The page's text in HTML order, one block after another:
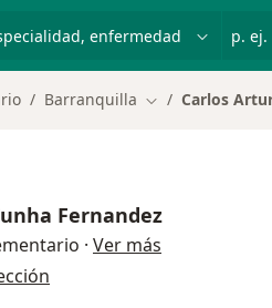
p. ej.
Barranquilla Cambiar de
Carlos
Fernandez
· Ver más